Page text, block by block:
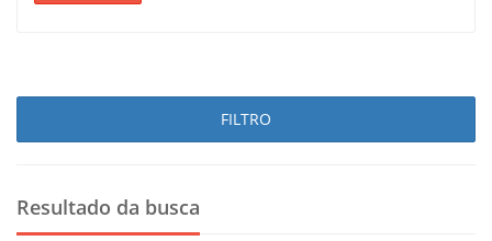
FILTRO
Resultado da busca